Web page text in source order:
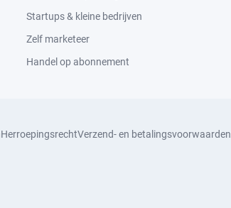
Startups & kleine bedrijven
Zelf marketeer
Handel op abonnement
HerroepingsrechtVerzend- en betalingsvoorwaarden